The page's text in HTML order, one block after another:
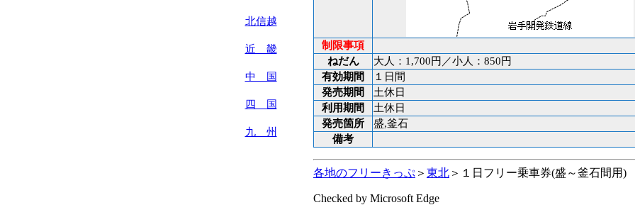
北信越
近 畿
中 国
四 国
九 州
制限事項
ねだん
大人：1,700円／小人：850円
有効期間
１日間
発売期間
土休日
利用期間
土休日
発売箇所
盛,釜石
備考
各地のフリーきっぷ ＞ 東北 ＞１日フリー乗車券(盛～釜石間用)
Checked by Microsoft Edge